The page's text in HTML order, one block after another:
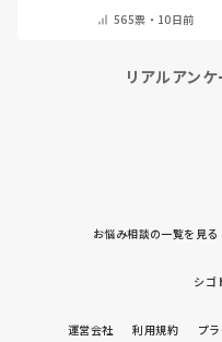
さ ・特にありませ
565票・ 10日前
リアルアン
お悩み相談の一覧を見る
シゴ
運営会社 利用規約 プ